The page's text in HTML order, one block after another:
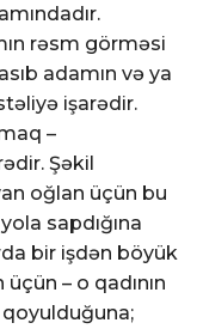
rəsm görməsi
adamın və ya
işarədir.
–
Şəkil
oğlan üçün bu
sapdığına
bir işdən böyük
– o qadının